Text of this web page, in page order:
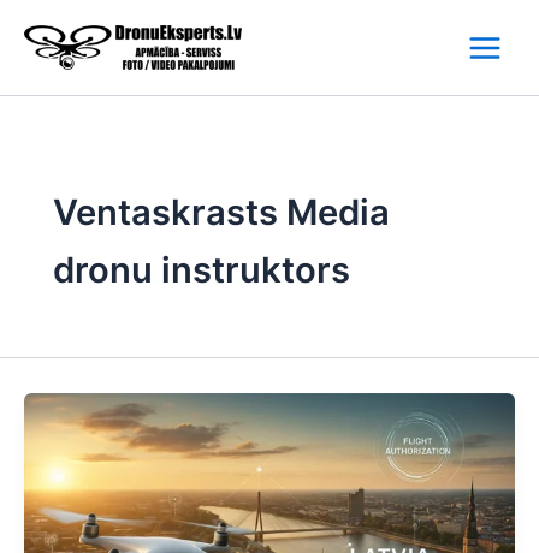
content
Ventaskrasts Media
dronu instruktors